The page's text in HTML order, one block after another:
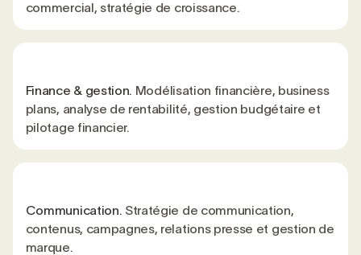
commercial, stratégie de croissance.
Finance & gestion. Modélisation financière, business
plans, analyse de rentabilité, gestion budgétaire et
pilotage financier.
Communication. Stratégie de communication,
contenus, campagnes, relations presse et gestion de
marque.